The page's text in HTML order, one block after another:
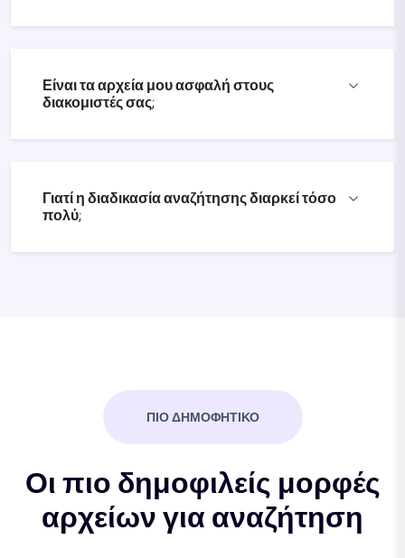
Είναι τα αρχεία μου ασφαλή στους
διακομιστές σας;
Γιατί η διαδικασία αναζήτησης διαρκεί τόσο
πολύ;
ΠΙΟ ΔΗΜΟΦΗΤΙΚΟ
Οι πιο δημοφιλείς μορφές
αρχείων για αναζήτηση